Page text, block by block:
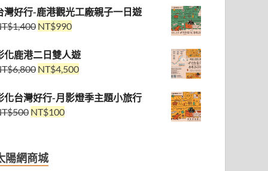
灣好行-鹿港觀光工廠親子一日遊
1,400 NT$990
化鹿港二日雙人遊
6,800 NT$4,500
化台灣好行-月影燈季主題小旅行
500 NT$100
陽網商城